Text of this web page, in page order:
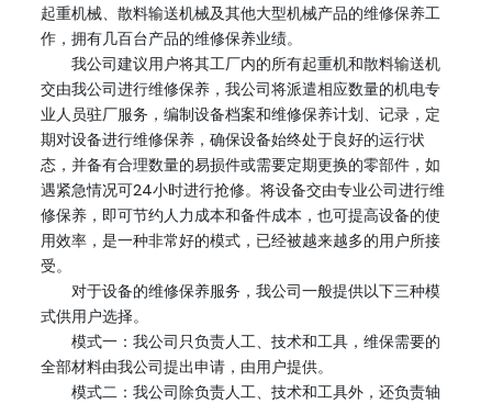
起重机械、散料输送机械及其他大型机械产品的维修保养工
作，拥有几百台产品的维修保养业绩。
我公司建议用户将其工厂内的所有起重机和散料输送机
交由我公司进行维修保养，我公司将派遣相应数量的机电专
业人员驻厂服务，编制设备档案和维修保养计划、记录，定
期对设备进行维修保养，确保设备始终处于良好的运行状
态，并备有合理数量的易损件或需要定期更换的零部件，如
遇紧急情况可24小时进行抢修。将设备交由专业公司进行维
修保养，即可节约人力成本和备件成本，也可提高设备的使
用效率，是一种非常好的模式，已经被越来越多的用户所接
受。
对于设备的维修保养服务，我公司一般提供以下三种模
式供用户选择。
模式一：我公司只负责人工、技术和工具，维保需要的
全部材料由我公司提出申请，由用户提供。
模式二：我公司除负责人工、技术和工具外，还负责轴